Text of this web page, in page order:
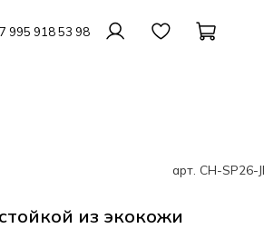
995 918 53 98
арт. CH-SP26-
из экокожи